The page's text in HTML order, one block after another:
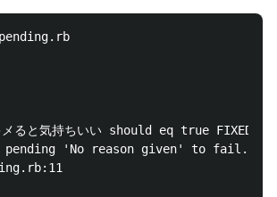
ると気持ちいい should eq true FIXED
pending 'No reason given' to fail. No